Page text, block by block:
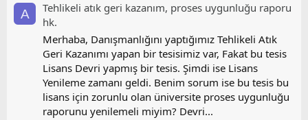
A
Tehlikeli atık geri kazanım, proses uygunluğu raporu
hk.
Merhaba, Danışmanlığını yaptığımız Tehlikeli Atık
Geri Kazanımı yapan bir tesisimiz var, Fakat bu tesis
Lisans Devri yapmış bir tesis. Şimdi ise Lisans
Yenileme zamanı geldi. Benim sorum ise bu tesis bu
lisans için zorunlu olan üniversite proses uygunluğu
raporunu yenilemeli miyim? Devri...